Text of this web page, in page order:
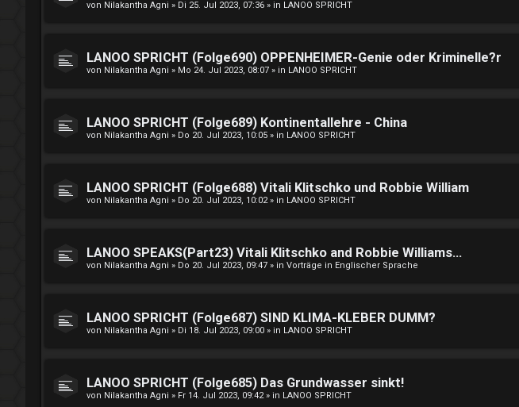
von Nilakantha Agni » Di 25. Jul 2023, 07:36 » in LANOO SPRICHT
LANOO SPRICHT (Folge690) OPPENHEIMER-Genie oder Kriminelle?r
von Nilakantha Agni » Mo 24. Jul 2023, 08:07 » in LANOO SPRICHT
LANOO SPRICHT (Folge689) Kontinentallehre - China
von Nilakantha Agni » Do 20. Jul 2023, 10:05 » in LANOO SPRICHT
LANOO SPRICHT (Folge688) Vitali Klitschko und Robbie William
von Nilakantha Agni » Do 20. Jul 2023, 10:02» in LANOO SPRICHT
LANOO SPEAKS(Part23) Vitali Klitschko and Robbie Williams...
von Nilakantha Agni » Do 20. Jul 2023, 09:47 » in Vorträge in Englischer Sprache
LANOO SPRICHT (Folge687) SIND KLIMA-KLEBER DUMM?
von Nilakantha Agni » Di 18. Jul 2023, 09:00 » in LANOO SPRICHT
LANOO SPRICHT (Folge685) Das Grundwasser sinkt!
von Nilakantha Agni » Fr 14. Jul 2023, 09:42» in LANOO SPRICHT